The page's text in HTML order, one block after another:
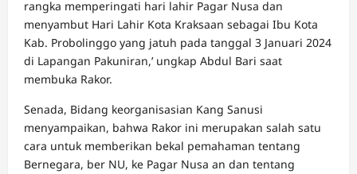
rangka memperingati hari lahir Pagar Nusa dan
menyambut Hari Lahir Kota Kraksaan sebagai Ibu Kota
Kab. Probolinggo yang jatuh pada tanggal 3 Januari 2024
di Lapangan Pakuniran,’ ungkap Abdul Bari saat
membuka Rakor.
Senada, Bidang keorganisasian Kang Sanusi
menyampaikan, bahwa Rakor ini merupakan salah satu
cara untuk memberikan bekal pemahaman tentang
Bernegara, ber NU, ke Pagar Nusa an dan tentang